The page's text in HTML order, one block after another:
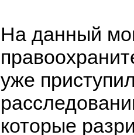
На данный
уже
которые